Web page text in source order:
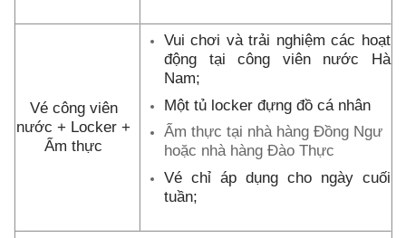
Vé công viên
nước + Locker +
Ẩm thực
Vui chơi và trải nghiệm các hoạt
động tại công viên nước Hà
Nam;
Một tủ locker đựng đồ cá nhân
Ẩm thực tại nhà hàng Đồng Ngư
hoặc nhà hàng Đào Thực
Vé chỉ áp dụng cho ngày cuối
tuần;